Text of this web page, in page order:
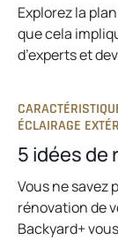
Explorez la
que cela
d’experts et
ÉCLAIRAGE
5 idées de
Vous ne savez
rénovation de
Backyard+